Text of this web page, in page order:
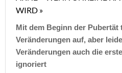
WIRD »
Mit dem Beginn der
Veränderungen auf, aber
Veränderungen auch die
ignoriert